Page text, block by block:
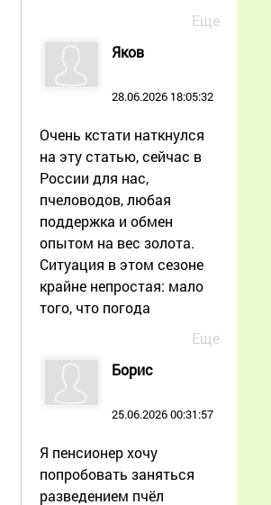
Еще
Яков
28.06.2026 18:05:32
Очень кстати наткнулся
на эту статью, сейчас в
России для нас,
пчеловодов, любая
поддержка и обмен
опытом на вес золота.
Ситуация в этом сезоне
крайне непростая: мало
того, что погода
Еще
Борис
25.06.2026 00:31:57
Я пенсионер хочу
попробовать заняться
разведением пчёл